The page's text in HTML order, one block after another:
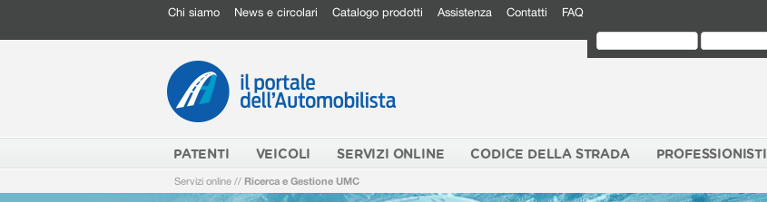
Chi siamo News e circolari Catalogo prodotti Assistenza Contatti FAQ
PATENTI VEICOLI SERVIZI ONLINE CODICE DELLA STRADA PROFESSIONISTI
Servizi online // Ricerca e Gestione UMC